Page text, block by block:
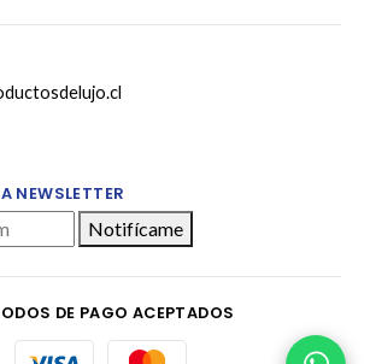
NEWSLETTER
Notifícame
DE PAGO ACEPTADOS